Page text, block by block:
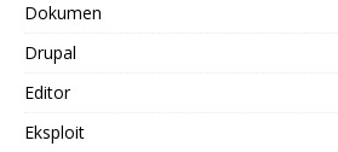
Dokumen
Drupal
Editor
Eksploit